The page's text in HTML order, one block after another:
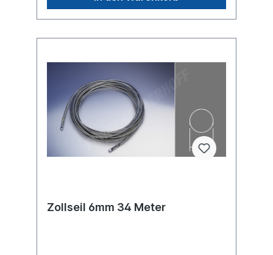
Zollseil 6mm 34 Meter